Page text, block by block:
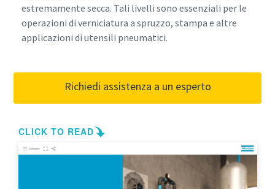
estremamente secca. Tali livelli sono essenziali per le
operazioni di verniciatura a spruzzo, stampa e altre
applicazioni di utensili pneumatici.
Richiedi assistenza a un esperto